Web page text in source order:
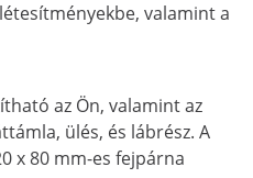
valamint a
az Ön, valamint az
ülés, és lábrész. A
x 80 mm-es fejpárna